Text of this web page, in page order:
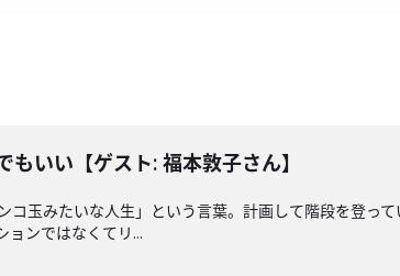
いい【ゲスト: 福本敦子さん】
コ玉みたいな人生」という言葉。計画して階段を登っ
ョンではなくてリ...